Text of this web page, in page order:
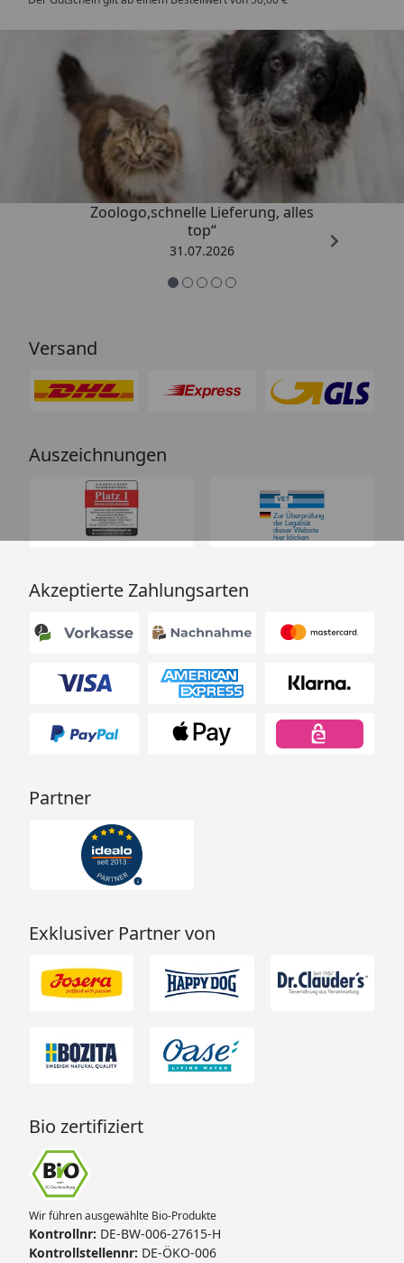
Trusted Shops
/ 5
„Gute Erfahrung mit
Zoologo,schnelle Lieferung, alles
top“
31.07.2026
Versand
Auszeichnungen
Akzeptierte Zahlungsarten
Partner
Exklusiver Partner von
Bio zertifiziert
Wir führen ausgewählte Bio-Produkte
Kontrollnr: DE-BW-006-27615-H
Kontrollstellennr: DE-ÖKO-006